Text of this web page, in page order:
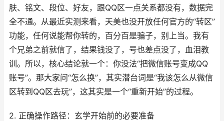
肤、铭文、段位、好友，跟QQ区一点关系都没有，数据完
全不通。从最近实测来看，天美也没开放任何官方的“转区”
功能，任何说能帮你转的，百分百是骗子，别上当。我有
个兄弟之前就信了，结果钱没了，号也差点没了，血泪教
训。所以，核心结论就一个：你没法“把微信账号变成QQ
账号”。那大家问“怎么换”，其实潜台词是“我该怎么从微信
区转到QQ区去玩”，这其实是一个“重新开始”的过程。
2. 正确操作路径：玄学开始前的必要准备